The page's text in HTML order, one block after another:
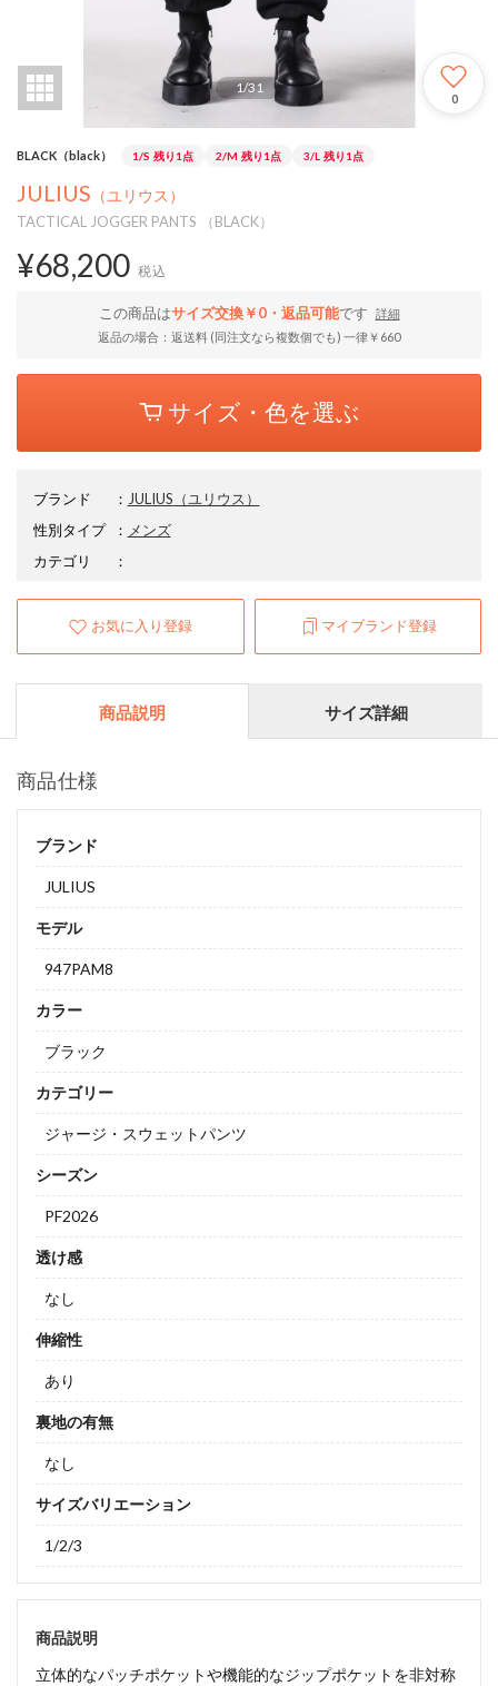
1/31
0
BLACK（black） 1/S 残り1点 2/M 残り1点 3/L 残り1点
JULIUS （ユリウス）
TACTICAL JOGGER PANTS （BLACK）
¥68,200 税込
この商品はサイズ交換￥0・返品可能です
詳細
返品の場合：返送料 (同注文なら複数個でも) 一律￥660
サイズ・色を選ぶ
ブランド ： JULIUS （ユリウス）
性別タイプ
： メンズ
カテゴリ
：
お気に入り登録 マイブランド登録
商品説明 サイズ詳細
商品仕様
ブランド
JULIUS
モデル
947PAM8
カラー
ブラック
カテゴリー
ジャージ・スウェットパンツ
シーズン
PF2026
透け感
なし
伸縮性
あり
裏地の有無
なし
サイズバリエーション
1/2/3
商品説明
立体的なパッチポケットや機能的なジップポケットを非対称